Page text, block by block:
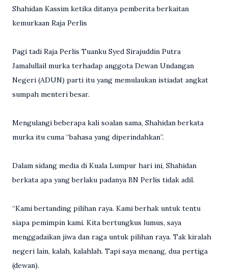
Shahidan Kassim ketika ditanya pemberita berkaitan
kemurkaan Raja Perlis
Pagi tadi Raja Perlis Tuanku Syed Sirajuddin Putra
Jamalullail murka terhadap anggota Dewan Undangan
Negeri (ADUN) parti itu yang memulaukan istiadat angkat
sumpah menteri besar.
Mengulangi beberapa kali soalan sama, Shahidan berkata
murka itu cuma “bahasa yang diperindahkan”.
Dalam sidang media di Kuala Lumpur hari ini, Shahidan
berkata apa yang berlaku padanya BN Perlis tidak adil.
“Kami bertanding pilihan raya. Kami berhak untuk tentu
siapa pemimpin kami. Kita bertungkus lumus, saya
menggadaikan jiwa dan raga untuk pilihan raya. Tak kiralah
negeri lain, kalah, kalahlah. Tapi saya menang, dua pertiga
(dewan).